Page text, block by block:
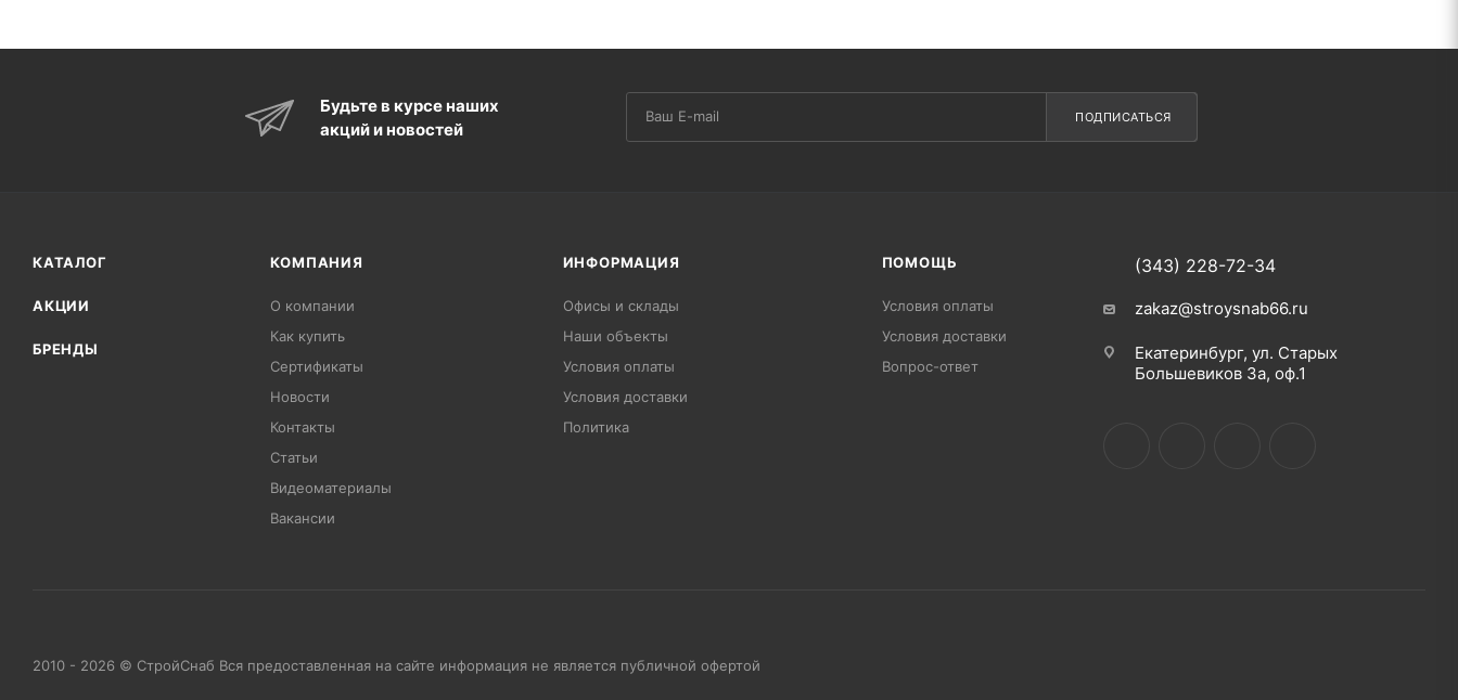
Будьте в курсе наших
акций и новостей
ПОДПИСАТЬСЯ
КАТАЛОГ
АКЦИИ
БРЕНДЫ
КОМПАНИЯ
О компании
Как купить
Сертификаты
Новости
Контакты
Статьи
Видеоматериалы
Вакансии
ИНФОРМАЦИЯ
Офисы и склады
Наши объекты
Условия оплаты
Условия доставки
Политика
ПОМОЩЬ
Условия оплаты
Условия доставки
Вопрос-ответ
(343) 228-72-34
zakaz@stroysnab66.ru
Екатеринбург, ул. Старых
Большевиков 3а, оф.1
2010 - 2026 © СтройСнаб Вся предоставленная на сайте информация не является публичной офертой